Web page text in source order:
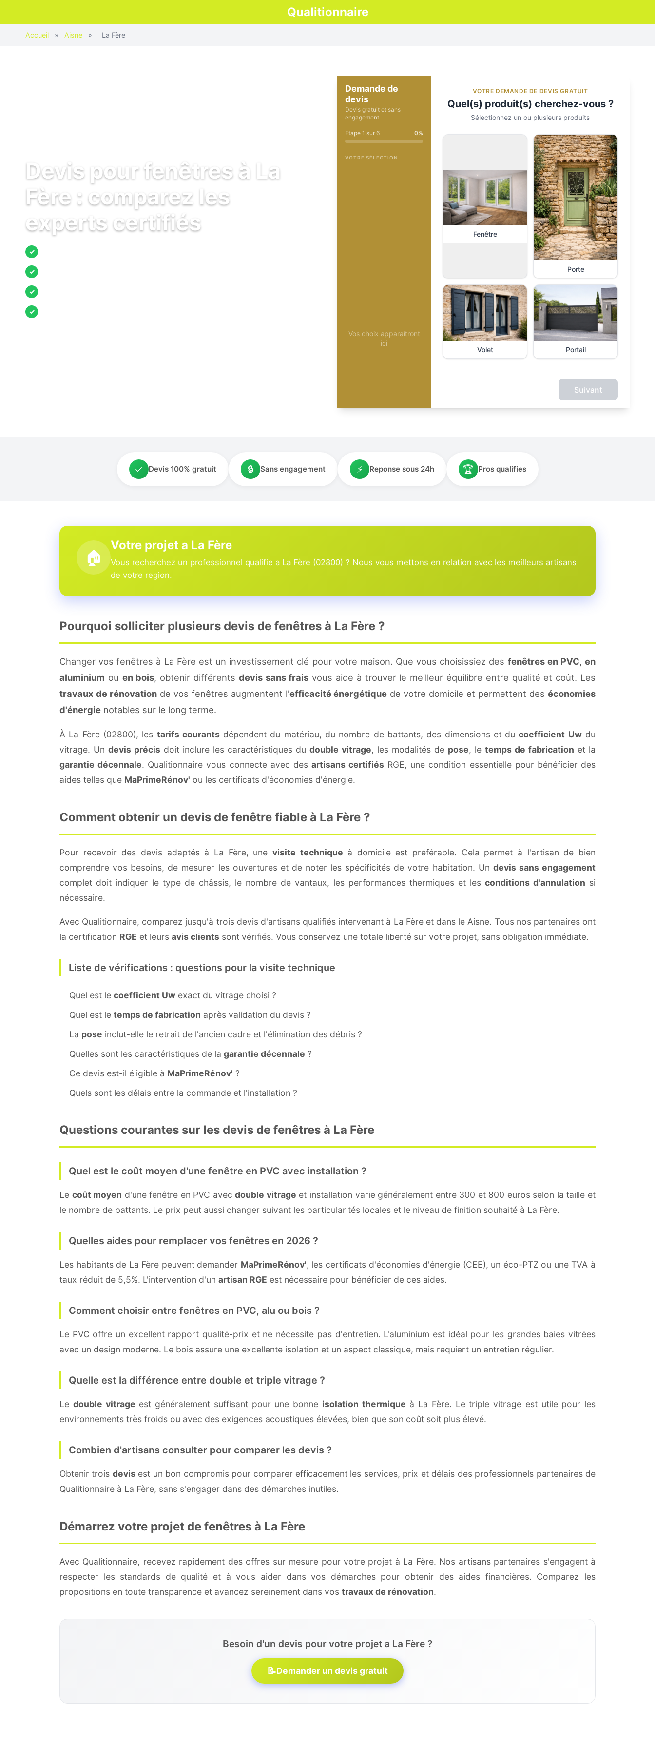
Qualitionnaire
Accueil » Aisne » La Fère
Devis pour fenêtres à La
Fère : comparez les
experts certifiés
✓
✓
✓
✓
Demande de
devis
Devis gratuit et sans
engagement
Etape 1 sur 6 0%
VOTRE SÉLECTION
Vos choix apparaîtront
ici
VOTRE DEMANDE DE DEVIS GRATUIT
Quel(s) produit(s) cherchez-vous ?
Sélectionnez un ou plusieurs produits
Fenêtre
Porte
Volet Portail
Suivant
✓ Devis 100% gratuit 🔒 Sans engagement ⚡ Reponse sous 24h 🏆 Pros qualifies
🏠
Votre projet a La Fère
Vous recherchez un professionnel qualifie a La Fère (02800) ? Nous vous mettons en relation avec les meilleurs artisans
de votre region.
Pourquoi solliciter plusieurs devis de fenêtres à La Fère ?
Changer vos fenêtres à La Fère est un investissement clé pour votre maison. Que vous choisissiez des fenêtres en PVC,en
aluminium ou en bois, obtenir différents devis sans frais vous aide à trouver le meilleur équilibre entre qualité et coût. Les
travaux de rénovationde vos fenêtres augmentent l'efficacité énergétique de votre domicile et permettent deséconomies
d'énergie notables sur le long terme.
À La Fère (02800), les tarifs courantsdépendent du matériau, du nombre de battants, des dimensions et ducoefficient Uwdu
vitrage. Un devis précis doit inclure les caractéristiques du double vitrage, les modalités de pose, le temps de fabrication et la
garantie décennale. Qualitionnaire vous connecte avec des artisans certifiés RGE, une condition essentielle pour bénéficier des
aides telles que MaPrimeRénov' ou les certificats d'économies d'énergie.
Comment obtenir un devis de fenêtre fiable à La Fère ?
Pour recevoir des devis adaptés à La Fère, une visite technique à domicile est préférable. Cela permet à l'artisan de bien
comprendre vos besoins, de mesurer les ouvertures et de noter les spécificités de votre habitation. Un devis sans engagement
complet doit indiquer le type de châssis, le nombre de vantaux, les performances thermiques et les conditions d'annulation si
nécessaire.
Avec Qualitionnaire, comparez jusqu'à trois devis d'artisans qualifiés intervenant à La Fère et dans le Aisne. Tous nos partenaires ont
la certification RGE et leurs avis clients sont vérifiés. Vous conservez une totale liberté sur votre projet, sans obligation immédiate.
Liste de vérifications : questions pour la visite technique
Quel est le coefficient Uw exact du vitrage choisi ?
Quel est le temps de fabrication après validation du devis ?
La pose inclut-elle le retrait de l'ancien cadre et l'élimination des débris ?
Quelles sont les caractéristiques de la garantie décennale ?
Ce devis est-il éligible à MaPrimeRénov' ?
Quels sont les délais entre la commande et l'installation ?
Questions courantes sur les devis de fenêtres à La Fère
Quel est le coût moyen d'une fenêtre en PVC avec installation ?
Le coût moyen d'une fenêtre en PVC avecdouble vitrage et installation varie généralement entre 300 et 800 euros selon la taille et
le nombre de battants. Le prix peut aussi changer suivant les particularités locales et le niveau de finition souhaité à La Fère.
Quelles aides pour remplacer vos fenêtres en 2026 ?
Les habitants de La Fère peuvent demander MaPrimeRénov', les certificats d'économies d'énergie (CEE), un éco-PTZ ou une TVA à
taux réduit de 5,5%. L'intervention d'un artisan RGE est nécessaire pour bénéficier de ces aides.
Comment choisir entre fenêtres en PVC, alu ou bois ?
Le PVC offre un excellent rapport qualité-prix et ne nécessite pas d'entretien. L'aluminium est idéal pour les grandes baies vitrées
avec un design moderne. Le bois assure une excellente isolation et un aspect classique, mais requiert un entretien régulier.
Quelle est la différence entre double et triple vitrage ?
Le double vitrage est généralement suffisant pour une bonne isolation thermique à La Fère. Le triple vitrage est utile pour les
environnements très froids ou avec des exigences acoustiques élevées, bien que son coût soit plus élevé.
Combien d'artisans consulter pour comparer les devis ?
Obtenir trois devisest un bon compromis pour comparer efficacement les services, prix et délais des professionnels partenaires de
Qualitionnaire à La Fère, sans s'engager dans des démarches inutiles.
Démarrez votre projet de fenêtres à La Fère
Avec Qualitionnaire, recevez rapidement des offres sur mesure pour votre projet à La Fère. Nos artisans partenaires s'engagent à
respecter les standards de qualité et à vous aider dans vos démarches pour obtenir des aides financières. Comparez les
propositions en toute transparence et avancez sereinement dans vos travaux de rénovation.
Besoin d'un devis pour votre projet a La Fère ?
📝Demander un devis gratuit